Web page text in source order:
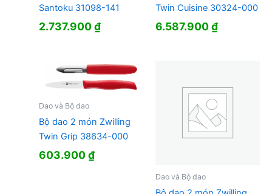
Santoku 31098-141
2.737.900₫
Twin Cuisine 30324-000
6.587.900₫
Dao và Bộ dao
Bộ dao 2 món Zwilling
Twin Grip 38634-000
603.900₫
Dao và Bộ dao